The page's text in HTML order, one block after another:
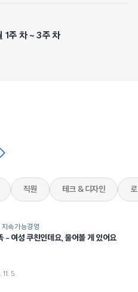
1주 차 ~ 3주 차
직원 테크 & 디자인
지속가능경영
– 여성 쿠친인데요, 물어볼 게 있어요
5.